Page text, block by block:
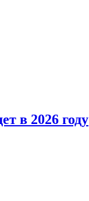
в 2026 году